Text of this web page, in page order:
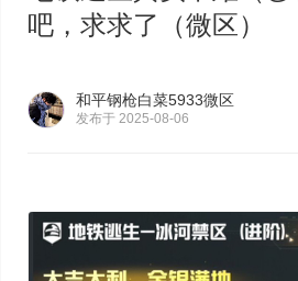
吧，求求了（微区）
和平钢枪白菜5933微区
发布于 2025-08-06